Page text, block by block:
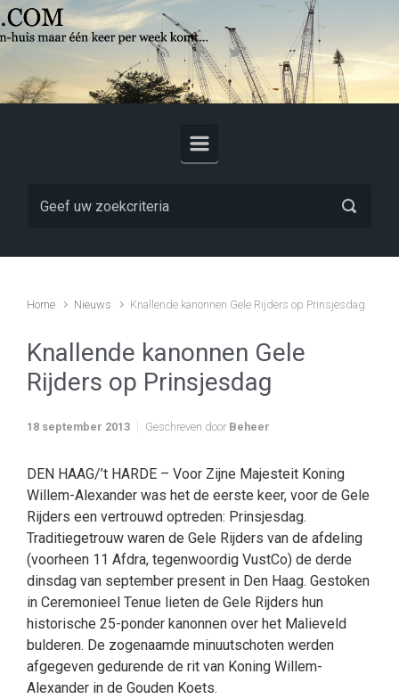
Skip to main content
Home Nieuws Knallende kanonnen Gele Rijders op Prinsjesdag
Knallende kanonnen Gele
Rijders op Prinsjesdag
18 september 2013 Geschreven door Beheer
DEN HAAG/’t HARDE – Voor Zijne Majesteit Koning
Willem-Alexander was het de eerste keer, voor de Gele
Rijders een vertrouwd optreden: Prinsjesdag.
Traditiegetrouw waren de Gele Rijders van de afdeling
(voorheen 11 Afdra, tegenwoordig VustCo) de derde
dinsdag van september present in Den Haag. Gestoken
in Ceremonieel Tenue lieten de Gele Rijders hun
historische 25-ponder kanonnen over het Malieveld
bulderen. De zogenaamde minuutschoten werden
afgegeven gedurende de rit van Koning Willem-
Alexander in de Gouden Koets.